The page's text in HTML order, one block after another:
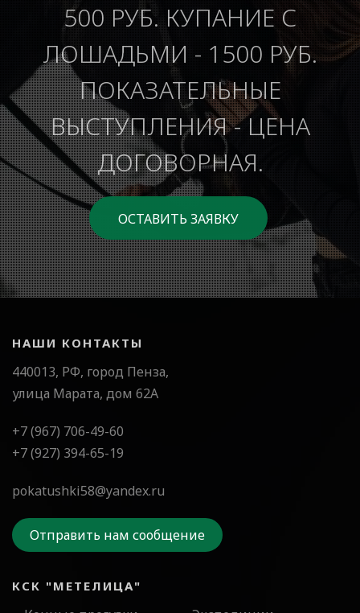
500 РУБ. КУПАНИЕ С
ЛОШАДЬМИ - 1500 РУБ.
ПОКАЗАТЕЛЬНЫЕ
ВЫСТУПЛЕНИЯ - ЦЕНА
ДОГОВОРНАЯ.
ОСТАВИТЬ ЗАЯВКУ
НАШИ КОНТАКТЫ
440013, РФ, город Пенза,
улица Марата, дом 62А
+7 (967) 706-49-60
+7 (927) 394-65-19
pokatushki58@yandex.ru
Отправить нам сообщение
КСК "МЕТЕЛИЦА"